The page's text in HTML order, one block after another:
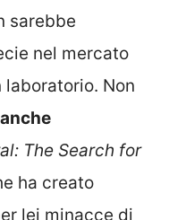
sarebbe
nel mercato
laboratorio. Non
The Search for
ha creato
lei minacce di